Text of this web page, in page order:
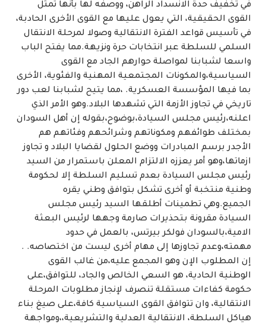
في تخفيف حدة الانسداد الراهن، ووصفه لها بأنها تمثل
القوى الحقيقية، التي يعول عليها مع القوى الأخرى الحادبة،
في تأسيس قواعد الفترة الانتقالية وصولا لمرحلة الانتقال
السلمي للسلطة عبر انتخابات حرة ونزيهة.مما يفتح الباب
واسعا لشبابنا لمواصلة حوارهم الجاد مع القوى
السياسية،والمكونات المجتمعية المهنية والفئوية، الأخرى
بما فيها المؤسسة العسكرية. ،مما يتيح لشبابنا لعب دور
تاريخي في تجاوز الأزمة التي تشهدها البلاد.وهو الأمر الذي
اعلنه،رئيس مجلس السيادة،بوضوح،بقوله إن أهل السودان
بمختلف طوائفهم ومكوناتهم وشرائحهم وفئاتهم هم
الأجدر برسم المبادرات ووضع الحلول لقضايا البلاد و تجاوز
ازماتها،وهو أمر يعززه الالتزام المعلن باستمرار من السيد
رئيس مجلس السيادة بعدم تسليم السلطة إلا لحكومة
وطنية منتخبة أو أخرى تشكل بتوافق وطني يقره
الجميع.وهي تطمينات أطلقها السيد رئيس مجلس
السيادة مقرونة بتحذيرات صارمة وجهها لرئيس البعثة
الامية،بالسودان فولكر بيرتس، بالعمل في حدود
مهمته،وعدم تجاوزها إلى مهام أخرى ليست من اختصاصه. .
إن المطلوب الإن وهو المجمع عليه،من غالب القوى
الوطنية الحادية، هو السعي الخالص والجاد، للتوافق،على
حكومة كفاءات مستقلة تنصرف لإنجاز مطلوبات المرحلة
الانتقالية، وان تتوافق القوى السياسية كافة،على صيغ بناء
هياكل السلطة، الانتقالية العدلية والتشريعية،،ومواجهة